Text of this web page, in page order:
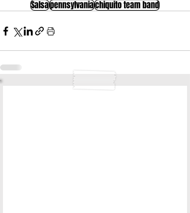
Salsapennsylvaniachiquito team band